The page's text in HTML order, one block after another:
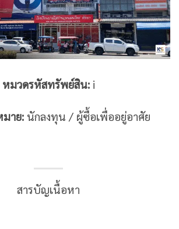
หมวดรหัสทรัพย์สิน:i
มาย:นักลงทุน / ผู้ซื้อเพื่ออยู่อาศัย
สารบัญเนื้อหา